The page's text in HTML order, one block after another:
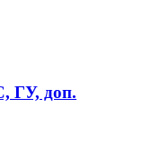
ГУ, доп.